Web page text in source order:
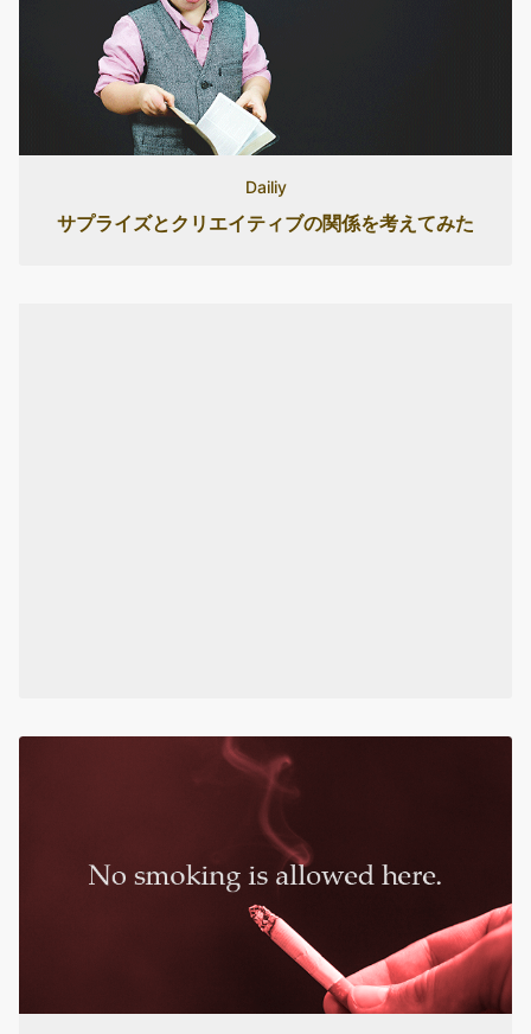
Dailiy
サプライズとクリエイティブの関係を考えてみた